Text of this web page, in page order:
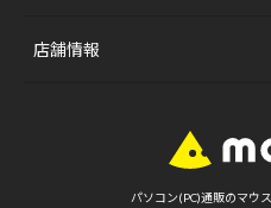
店舗情報
パソコン(PC)通販のマウ